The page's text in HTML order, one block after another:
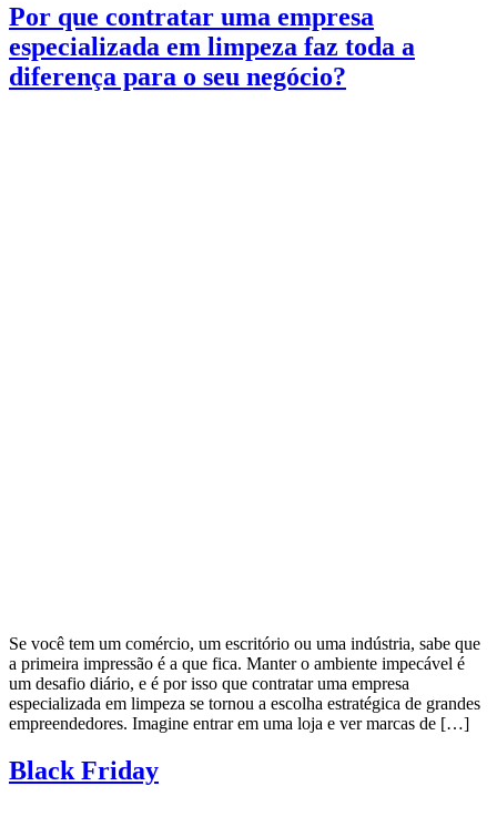
Por que contratar uma empresa
especializada em limpeza faz toda a
diferença para o seu negócio?
Se você tem um comércio, um escritório ou uma indústria, sabe que
a primeira impressão é a que fica. Manter o ambiente impecável é
um desafio diário, e é por isso que contratar uma empresa
especializada em limpeza se tornou a escolha estratégica de grandes
empreendedores. Imagine entrar em uma loja e ver marcas de […]
Black Friday